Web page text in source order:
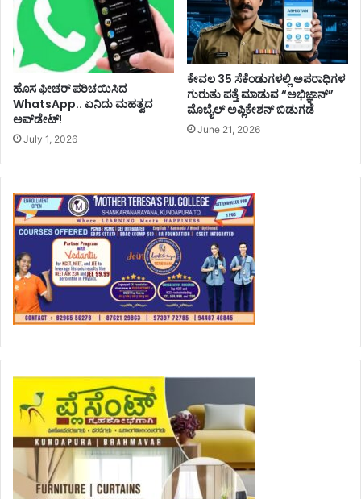
ಹೊಸ ಫೀಚರ್ ಪರಿಚಯಿಸಿದ
WhatsApp.. ಏನಿದು ಮಹತ್ವದ
ಅಪ್‌ಡೇಟ್!
July 1, 2026
ಕೇವಲ 35 ಸೆಕೆಂಡುಗಳಲ್ಲಿ ಅಪರಾಧಿಗಳ
ಗುರುತು ಪತ್ತೆ ಮಾಡುವ “ಅಭಿಜ್ಞಾನ್”
ಮೊಬೈಲ್ ಅಪ್ಲಿಕೇಶನ್ ಬಿಡುಗಡೆ
June 21, 2026